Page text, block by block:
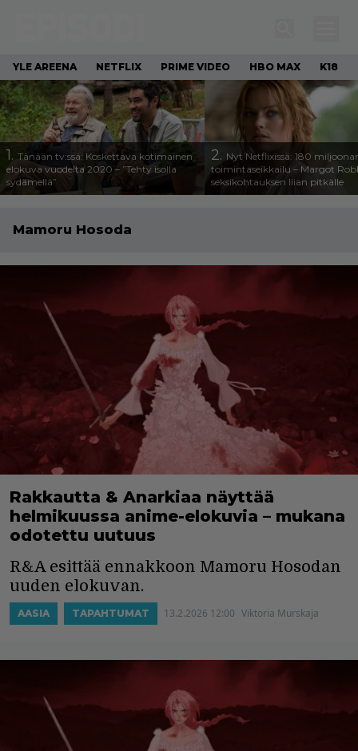
YLE AREENA NETFLIX PRIME VIDEO HBO MAX K18
1. Tänään tv:ssä: Koskettava kotimainen
elokuva vuodelta 2020 – ”Tehty isolla
sydämellä”
2. Nyt Netflixissä: 180
toimintaseikkailu – Margot
seksikohtauksen liian pitkälle
Mamoru Hosoda
Rakkautta & Anarkiaa näyttää
helmikuussa anime-elokuvia – mukana
odotettu uutuus
R&A esittää ennakkoon Mamoru Hosodan
uuden elokuvan.
AASIA TAPAHTUMAT 13.2.2026 12:00 Viktoria Murskaja